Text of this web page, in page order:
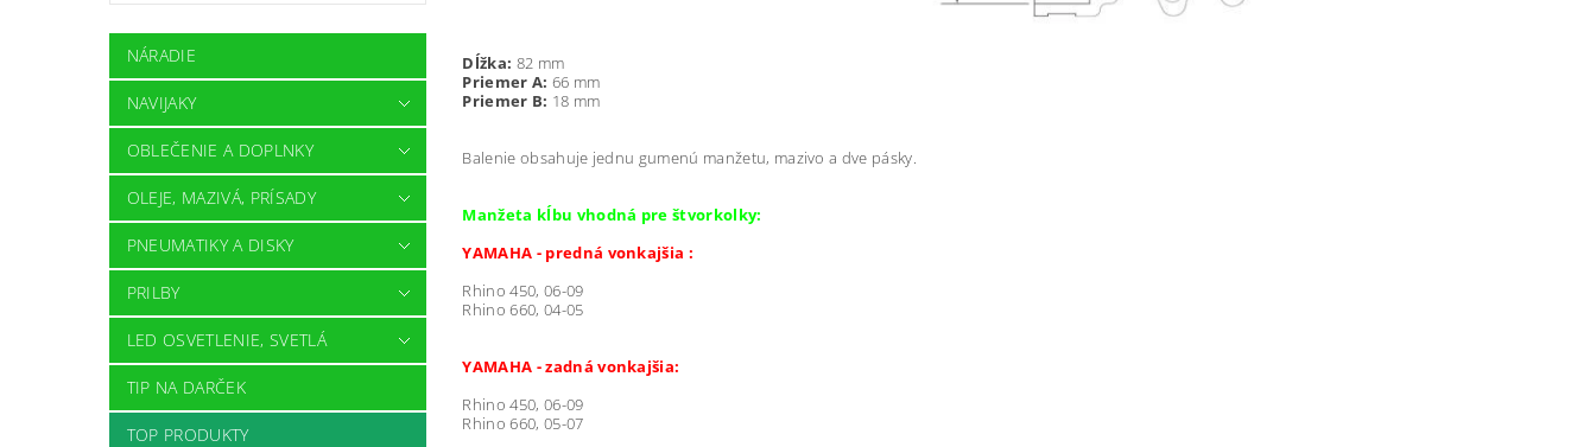
NÁRADIE
NAVIJAKY
OBLEČENIE A DOPLNKY
OLEJE, MAZIVÁ, PRÍSADY
PNEUMATIKY A DISKY
PRILBY
LED OSVETLENIE, SVETLÁ
TIP NA DARČEK
TOP PRODUKTY
Dĺžka: 82 mm
Priemer A: 66 mm
Priemer B: 18 mm
Balenie obsahuje jednu gumenú manžetu, mazivo a dve pásky.
Manžeta kĺbu vhodná pre štvorkolky:
YAMAHA - predná vonkajšia :
Rhino 450, 06-09
Rhino 660, 04-05
YAMAHA - zadná vonkajšia:
Rhino 450, 06-09
Rhino 660, 05-07